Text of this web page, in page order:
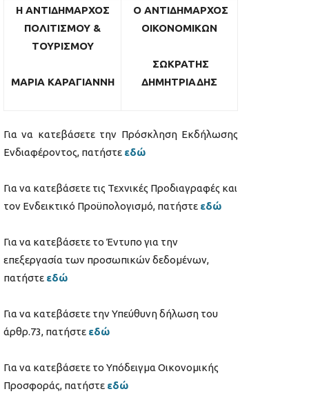
H ΑΝΤΙΔΗΜΑΡΧΟΣ
ΠΟΛΙΤΙΣΜΟΥ &
ΤΟΥΡΙΣΜΟΥ
ΜΑΡΙΑ ΚΑΡΑΓΙΑΝΝΗ
Ο ΑΝΤΙΔΗΜΑΡΧΟΣ
ΟΙΚΟΝΟΜΙΚΩΝ
ΣΩΚΡΑΤΗΣ
ΔΗΜΗΤΡΙΑΔΗΣ
Για να κατεβάσετε την Πρόσκληση Εκδήλωσης
Ενδιαφέροντος, πατήστε εδώ
Για να κατεβάσετε τις Τεχνικές Προδιαγραφές και
τον Ενδεικτικό Προϋπολογισμό, πατήστε εδώ
Για να κατεβάσετε το Έντυπο για την
επεξεργασία των προσωπικών δεδομένων,
πατήστε εδώ
Για να κατεβάσετε την Υπεύθυνη δήλωση του
άρθρ.73, πατήστε εδώ
Για να κατεβάσετε το Υπόδειγμα Οικονομικής
Προσφοράς, πατήστε εδώ